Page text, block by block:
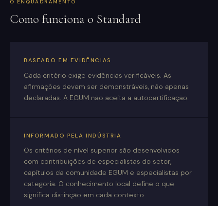
O ENQUADRAMENTO
Como funciona o Standard
BASEADO EM EVIDÊNCIAS
Cada critério exige evidências verificáveis. As
afirmações devem ser demonstráveis, não apenas
declaradas. A EGUM não aceita a autocertificação.
INFORMADO PELA INDÚSTRIA
Os critérios de nível superior são desenvolvidos
com contribuições de especialistas do setor,
capítulos da comunidade EGUM e especialistas por
categoria. O conhecimento local define o que
significa distinção em cada contexto.